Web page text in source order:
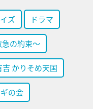
ズ ドラマ
の約束～
かりそめ天国
の会